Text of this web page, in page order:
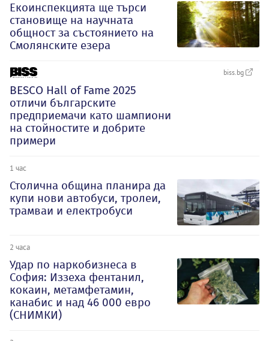
Екоинспекцията ще търси
становище на научната
общност за състоянието на
Смолянските езера
biss.bg
BESCO Hall of Fame 2025
отличи българските
предприемачи като шампиони
на стойностите и добрите
примери
1 час
Столична община планира да
купи нови автобуси, тролеи,
трамваи и електробуси
2 часа
Удар по наркобизнеса в
София: Иззеха фентанил,
кокаин, метамфетамин,
канабис и над 46 000 евро
(СНИМКИ)